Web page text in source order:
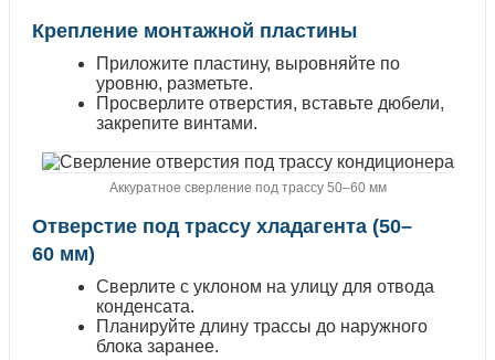
Крепление монтажной пластины
Приложите пластину, выровняйте по
уровню, разметьте.
Просверлите отверстия, вставьте дюбели,
закрепите винтами.
Аккуратное сверление под трассу 50–60 мм
Отверстие под трассу хладагента (50–
60 мм)
Сверлите с уклоном на улицу для отвода
конденсата.
Планируйте длину трассы до наружного
блока заранее.